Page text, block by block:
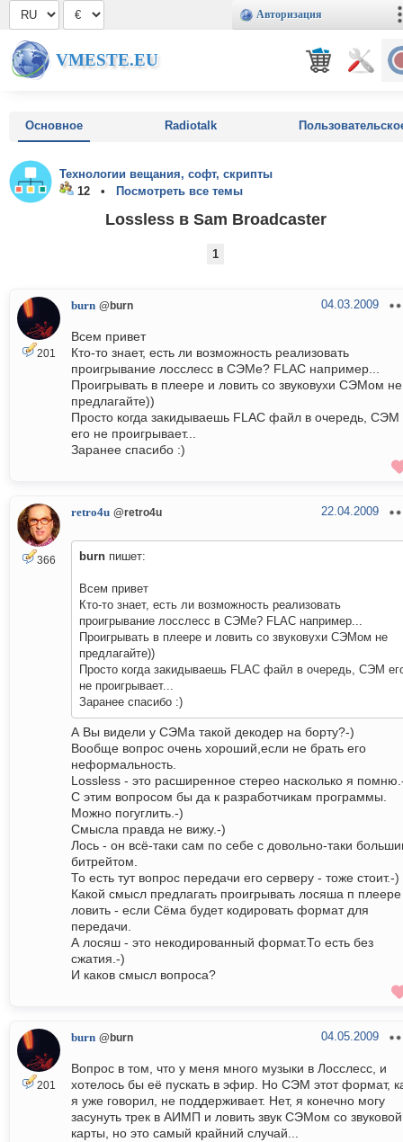
Авторизация
VMESTE.EU
Основное Radiotalk
Технологии вещания, софт, скрипты
12 •
Посмотреть все темы
Lossless в Sam Broadcaster
1
201
burn @burn 04.03.2009
Всем привет
Кто-то знает, есть ли возможность реализовать
проигрывание лосслесс в СЭМе? FLAC например...
Проигрывать в плеере и ловить со звуковухи СЭМом не
предлагайте))
Просто когда закидываешь FLAC файл в очередь, СЭМ
его не проигрывает...
Заранее спасибо :)
366
retro4u @retro4u 22.04.2009
burn пишет:
Всем привет
Кто-то знает, есть ли возможность реализовать
проигрывание лосслесс в СЭМе? FLAC например...
Проигрывать в плеере и ловить со звуковухи СЭМом не
предлагайте))
Просто когда закидываешь FLAC файл в очередь, СЭМ
не проигрывает...
Заранее спасибо :)
А Вы видели у СЭМа такой декодер на борту?-)
Вообще вопрос очень хороший,если не брать его
неформальность.
Lossless - это расширенное стерео насколько я
С этим вопросом бы да к разработчикам программы.
Можно погуглить.-)
Смысла правда не вижу.-)
Лось - он всё-таки сам по себе с довольно-таки
битрейтом.
То есть тут вопрос передачи его серверу - тоже стоит.-)
Какой смысл предлагать проигрывать лосяша п
ловить - если Сёма будет кодировать формат для
передачи.
А лосяш - это некодированный формат.То есть без
сжатия.-)
И каков смысл вопроса?
201
burn @burn 04.05.2009
Вопрос в том, что у меня много музыки в Лосслесс, и
хотелось бы её пускать в эфир. Но СЭМ этот формат,
я уже говорил, не поддерживает. Нет, я конечно могу
засунуть трек в АИМП и ловить звук СЭМом со звуковой
карты, но это самый крайний случай...